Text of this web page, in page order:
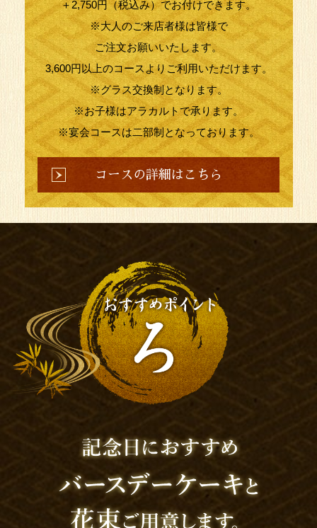
＋2,750円（税込み）でお付けできます。
※大人のご来店者様は皆様で
ご注文お願いいたします。
3,600円以上のコースよりご利用いただけます。
※グラス交換制となります。
※お子様はアラカルトで承ります。
※宴会コースは二部制となっております。
コースの詳細はこちら